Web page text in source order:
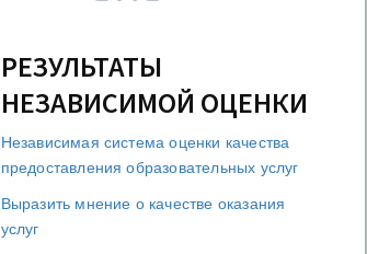
РЕЗУЛЬТАТЫ
НЕЗАВИСИМОЙ ОЦЕНКИ
Независимая система оценки качества
предоставления образовательных услуг
Выразить мнение о качестве оказания
услуг